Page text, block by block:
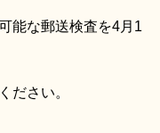
能な郵送検査を4月1
ださい。